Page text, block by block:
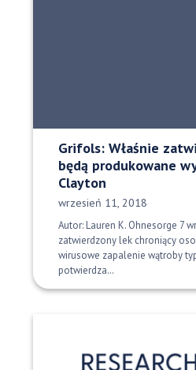
Grifols: Właśnie
będą produkowane
Clayton
Data opublikowania:
wrzesień 11, 2018
Autor: Lauren K. Ohnesorge 7
zatwierdzony lek chroniący
wirusowe zapalenie wątroby
potwierdza…